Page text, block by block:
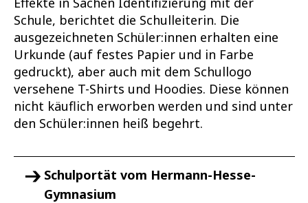
Schule, berichtet die Schulleiterin. Die
ausgezeichneten Schüler:innen erhalten eine
Urkunde (auf festes Papier und in Farbe
gedruckt), aber auch mit dem Schullogo
versehene T-Shirts und Hoodies. Diese können
nicht käuflich erworben werden und sind unter
den Schüler:innen heiß begehrt.
Schulportät vom Hermann-Hesse-
Gymnasium